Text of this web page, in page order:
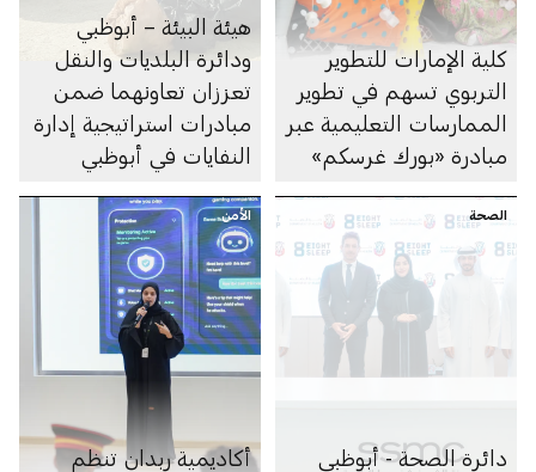
كلية الإمارات للتطوير
التربوي تسهم في تطوير
الممارسات التعليمية عبر
مبادرة «بورك غرسكم»
هيئة البيئة – أبوظبي
ودائرة البلديات والنقل
تعززان تعاونهما ضمن
مبادرات استراتيجية إدارة
النفايات في أبوظبي
الصحة
دائرة الصحة - أبوظبي
الأمن
أكاديمية ربدان تنظم